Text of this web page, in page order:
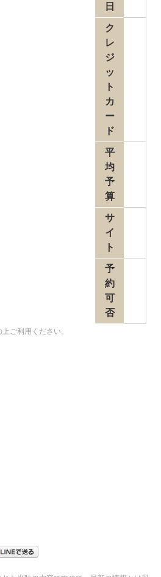
日
ク
レ
ジ
ッ
ト
カ
ー
ド
平
均
予
算
サ
イ
ト
予
約
可
否
ご利用ください。